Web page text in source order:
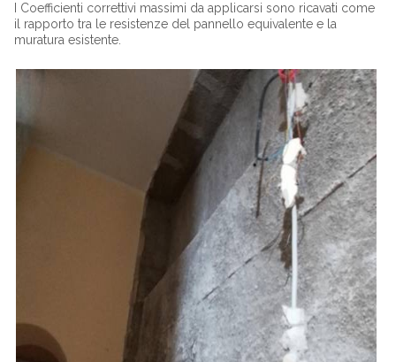
I Coefficienti correttivi massimi da applicarsi sono ricavati come
il rapporto tra le resistenze del pannello equivalente e la
muratura esistente.